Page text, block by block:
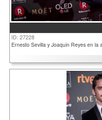
ID: 27228
Ernesto Sevilla y Joaquin Reyes en